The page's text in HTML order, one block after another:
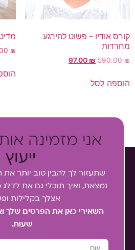
קורס אודיו – פשוט להירגע
מחרדות
590.00₪
97.00 ₪
הוספה לסל
₪
אני מזמינה
ייעוץ
שתעזור לך להבין טוב יותר
נמצאת, ואיך תוכלי גם את
אצלך בקלילות
שעות.
*ההנחה תקפה על מוצרי החנות בלבד, לא כולל